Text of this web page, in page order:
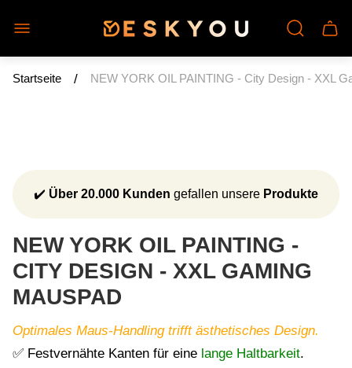
Laden-
Logo"
Startseite / NEW YORK OIL PAINTING - City Design - XXL
✔️ Über 20.000 Kunden gefallen unsere Produkte
NEW YORK OIL PAINTING -
CITY DESIGN - XXL GAMING
MAUSPAD
Optimales Maus-Handling trifft ästhetisches Design.
✅ Festvernähte Kanten für eine lange Haltbarkeit.